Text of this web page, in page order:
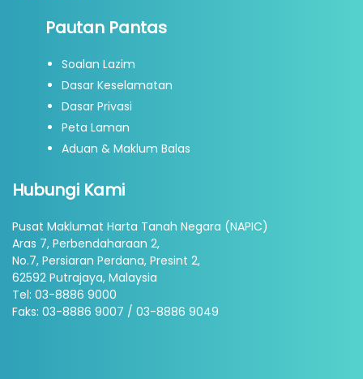
Pautan Pantas
Soalan Lazim
Dasar Keselamatan
Dasar Privasi
Peta Laman
Aduan & Maklum Balas
Hubungi Kami
Pusat Maklumat Harta Tanah Negara (NAPIC)
Aras 7, Perbendaharaan 2,
No.7, Persiaran Perdana, Presint 2,
62592 Putrajaya, Malaysia
Tel: 03-8886 9000
Faks: 03-8886 9007 / 03-8886 9049